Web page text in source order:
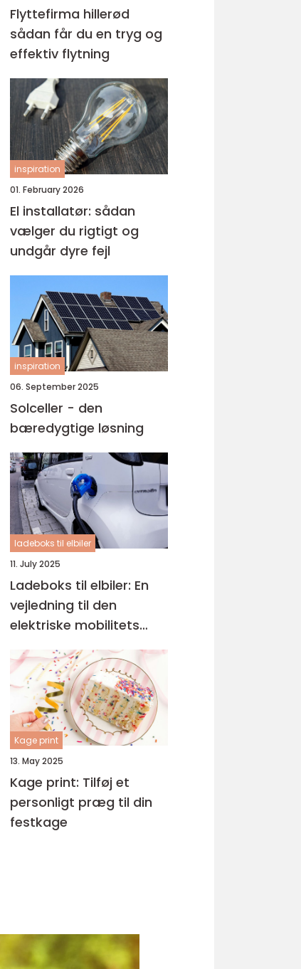
Flyttefirma hillerød
sådan får du en tryg og
effektiv flytning
inspiration
01. February 2026
El installatør: sådan
vælger du rigtigt og
undgår dyre fejl
inspiration
06. September 2025
Solceller - den
bæredygtige løsning
ladeboks til elbiler
11. July 2025
Ladeboks til elbiler: En
vejledning til den
elektriske mobilitets
fremtid
Kage print
13. May 2025
Kage print: Tilføj et
personligt præg til din
festkage